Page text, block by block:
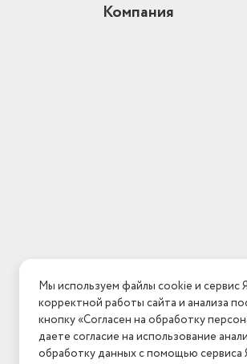
Компания
Мы используем файлы cookie и сервис
корректной работы сайта и анализа
кнопку «Согласен на обработку
даете согласие на использование
обработку данных с помощью сервиса